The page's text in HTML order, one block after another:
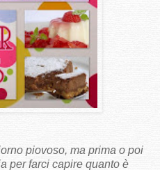
piovoso, ma prima o poi
per farci capire quanto è